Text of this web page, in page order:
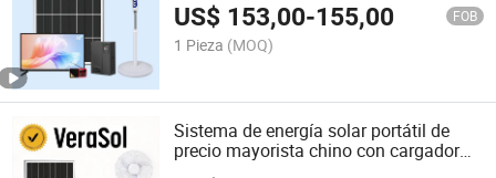
MPa, Bluetooth, cargador móvil para
uso en exteriores e interiores del hogar
US$ 153,00-155,00 FOB
1 Pieza (MOQ)
Sistema de energía solar portátil de
precio mayorista chino con cargador
móvil dual - Carga múltiples